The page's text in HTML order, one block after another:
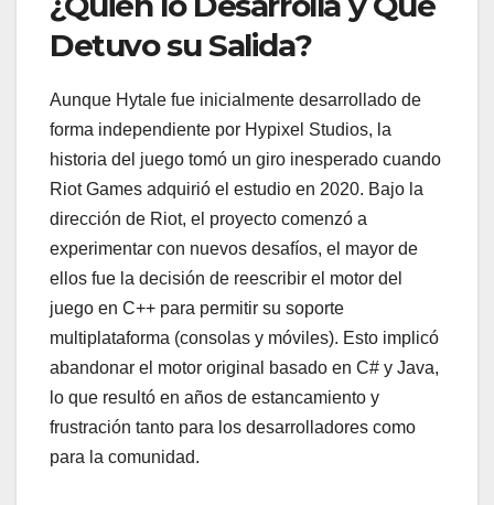
Detuvo su Salida?
Aunque Hytale fue inicialmente desarrollado de
forma independiente por Hypixel Studios, la
historia del juego tomó un giro inesperado cuando
Riot Games adquirió el estudio en 2020. Bajo la
dirección de Riot, el proyecto comenzó a
experimentar con nuevos desafíos, el mayor de
ellos fue la decisión de reescribir el motor del
juego en C++ para permitir su soporte
multiplataforma (consolas y móviles). Esto implicó
abandonar el motor original basado en C# y Java,
lo que resultó en años de estancamiento y
frustración tanto para los desarrolladores como
para la comunidad.